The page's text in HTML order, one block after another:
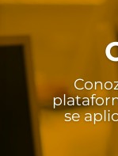
se